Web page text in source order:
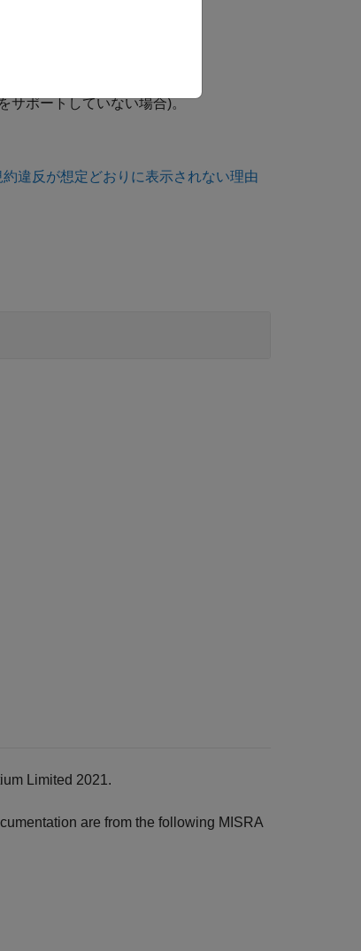
サポートしていない場合)。
違反が想定どおりに表示されない理由
Limited 2021.
are from the following MISRA